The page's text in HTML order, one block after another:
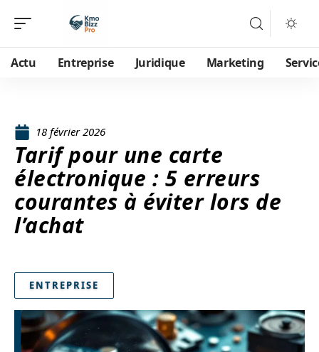
Actu Entreprise Juridique Marketing
18 février 2026
Tarif pour une carte
électronique : 5 erreurs
courantes à éviter lors de
l’achat
ENTREPRISE